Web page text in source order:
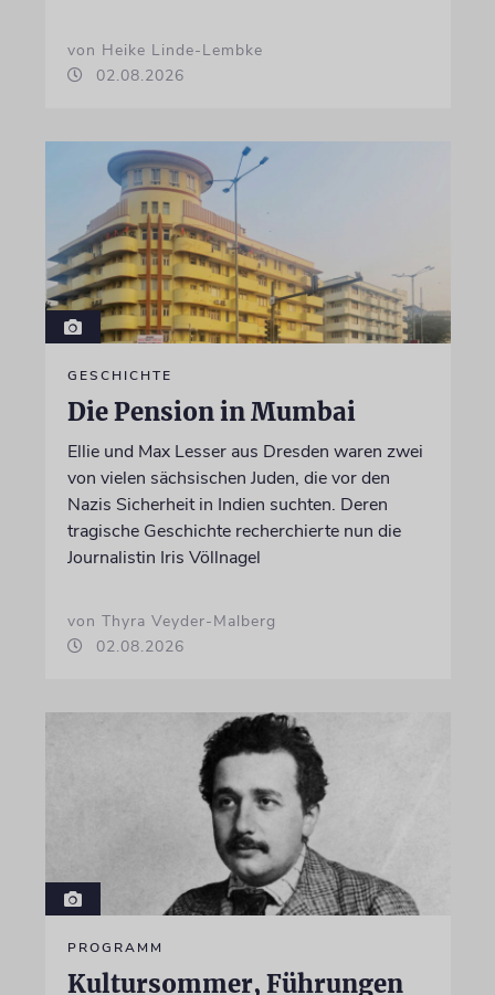
von Heike Linde-Lembke
02.08.2026
GESCHICHTE
Die Pension in Mumbai
Ellie und Max Lesser aus Dresden waren zwei
von vielen sächsischen Juden, die vor den
Nazis Sicherheit in Indien suchten. Deren
tragische Geschichte recherchierte nun die
Journalistin Iris Völlnagel
von Thyra Veyder-Malberg
02.08.2026
PROGRAMM
Kultursommer, Führungen